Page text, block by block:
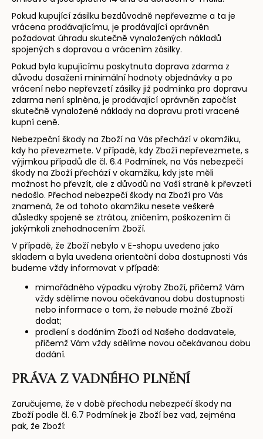
Pokud kupující zásilku bezdůvodně nepřevezme a ta je
vrácena prodávajícímu, je prodávající oprávněn
požadovat úhradu skutečně vynaložených nákladů
spojených s dopravou a vrácením zásilky.
Pokud byla kupujícímu poskytnuta doprava zdarma z
důvodu dosažení minimální hodnoty objednávky a po
vrácení nebo nepřevzetí zásilky již podmínka pro dopravu
zdarma není splněna, je prodávající oprávněn započíst
skutečně vynaložené náklady na dopravu proti vracené
kupní ceně.
Nebezpeční škody na Zboží na Vás přechází v okamžiku,
kdy ho převezmete. V případě, kdy Zboží nepřevezmete, s
výjimkou případů dle čl. 6.4 Podmínek, na Vás nebezpečí
škody na Zboží přechází v okamžiku, kdy jste měli
možnost ho převzít, ale z důvodů na Vaší straně k převzetí
nedošlo. Přechod nebezpečí škody na Zboží pro Vás
znamená, že od tohoto okamžiku nesete veškeré
důsledky spojené se ztrátou, zničením, poškozením či
jakýmkoli znehodnocením Zboží.
V případě, že Zboží nebylo v E-shopu uvedeno jako
skladem a byla uvedena orientační doba dostupnosti Vás
budeme vždy informovat v případě:
mimořádného výpadku výroby Zboží, přičemž Vám
vždy sdělíme novou očekávanou dobu dostupnosti
nebo informace o tom, že nebude možné Zboží
dodat;
prodlení s dodáním Zboží od Našeho dodavatele,
přičemž Vám vždy sdělíme novou očekávanou dobu
dodání.
PRÁVAZ VADNÉHO PLNĚNÍ
Zaručujeme, že v době přechodu nebezpečí škody na
Zboží podle čl. 6.7 Podmínek je Zboží bez vad, zejména
pak, že Zboží: